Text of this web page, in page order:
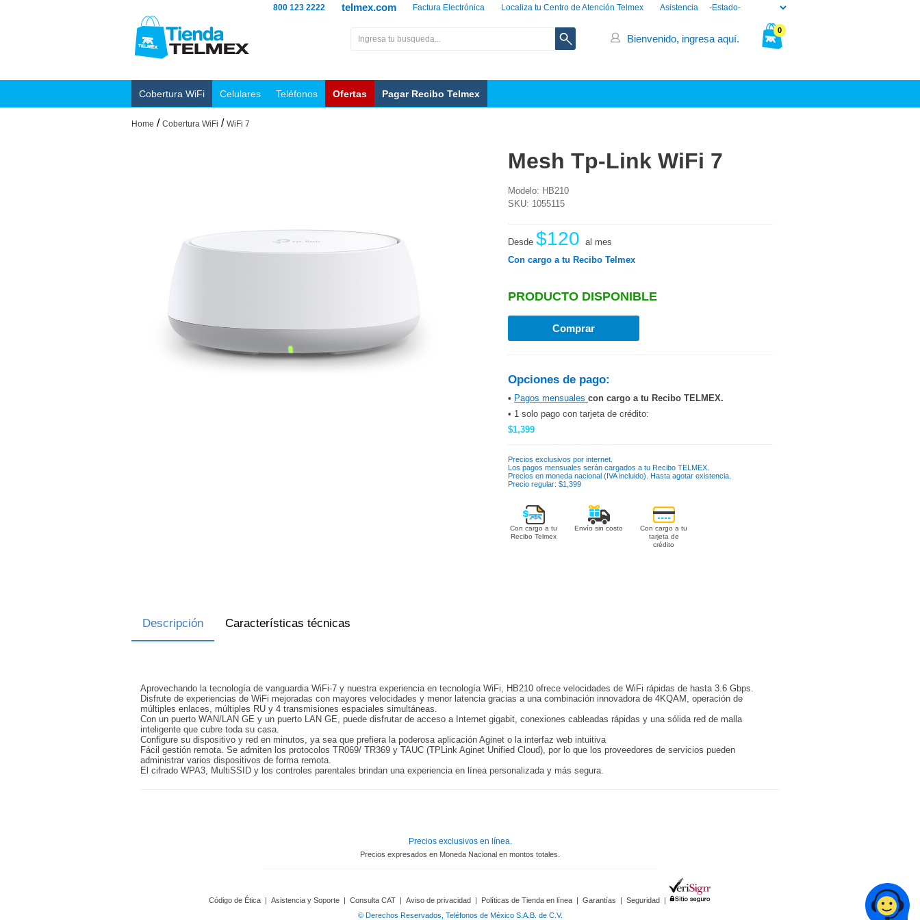
Asistencia
Localiza tu Centro de Atención Telmex
Factura Electrónica
telmex.com
800 123 2222
0
Bienvenido, ingresa aquí.
Cobertura WiFi Celulares Teléfonos Ofertas Pagar Recibo Telmex
Home / Cobertura WiFi / WiFi 7
Mesh Tp-Link WiFi 7
Modelo: HB210
SKU: 1055115
Desde $120 al mes
Con cargo a tu Recibo Telmex
PRODUCTO DISPONIBLE
Opciones de pago:
• Pagos mensuales con cargo a tu Recibo TELMEX.
• 1 solo pago con tarjeta de crédito:
$1,399
Precios exclusivos por internet.
Los pagos mensuales serán cargados a tu Recibo TELMEX.
Precios en moneda nacional (IVA incluido). Hasta agotar existencia.
Precio regular: $1,399
Con cargo a tu
Recibo Telmex
Envío sin costo
Con cargo a tu
tarjeta de
crédito
Descripción Características técnicas
Aprovechando la tecnología de vanguardia WiFi-7 y nuestra experiencia en tecnología WiFi, HB210 ofrece velocidades de WiFi rápidas de hasta 3.6 Gbps.
Disfrute de experiencias de WiFi mejoradas con mayores velocidades y menor latencia gracias a una combinación innovadora de 4KQAM, operación de
múltiples enlaces, múltiples RU y 4 transmisiones espaciales simultáneas.
Con un puerto WAN/LAN GE y un puerto LAN GE, puede disfrutar de acceso a Internet gigabit, conexiones cableadas rápidas y una sólida red de malla
inteligente que cubre toda su casa.
Configure su dispositivo y red en minutos, ya sea que prefiera la poderosa aplicación Aginet o la interfaz web intuitiva
Fácil gestión remota. Se admiten los protocolos TR069/ TR369 y TAUC (TPLink Aginet Unified Cloud), por lo que los proveedores de servicios pueden
administrar varios dispositivos de forma remota.
El cifrado WPA3, MultiSSID y los controles parentales brindan una experiencia en línea personalizada y más segura.
Precios exclusivos en línea.
Precios expresados en Moneda Nacional en montos totales.
Código de Ética | Asistencia y Soporte | Consulta CAT | Aviso de privacidad | Políticas de Tienda en línea | Garantías | Seguridad |
© Derechos Reservados, Teléfonos de México S.A.B. de C.V.